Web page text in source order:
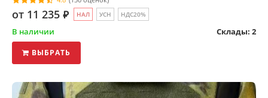
от 11 235 ⃏ НАЛ УСН НДС20%
В наличии Склады: 2
ВЫБРАТЬ